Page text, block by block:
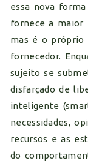
essa nova
fornece a maior
mas é o próprio
fornecedor.
sujeito se
disfarçado de
inteligente
necessidades,
recursos e as
do